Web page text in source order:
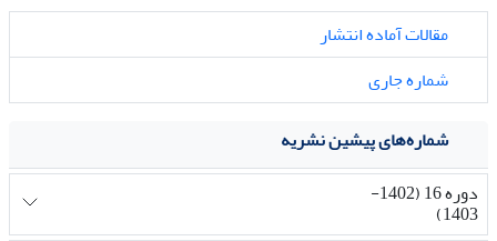
مقالات آماده انتشار
شماره جاری
شماره‌های پیشین نشریه
دوره 16 (1402-
1403)